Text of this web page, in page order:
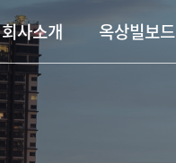
회사소개 옥상빌보드